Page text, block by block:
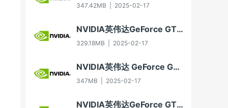
347.42MB 2025-02-17
NVIDIA英伟达GeForce GTX 750显卡驱动For Win7-32/Win8-32/Win8.1-32
329.18MB 2025-02-17
NVIDIA英伟达 GeForce GTX 550 Ti显卡驱动Win7 64/Win8 64/Win8.1 64
347MB 2025-02-17
NVIDIA英伟达GeForce GTX 960显卡驱动For Win7-32/Win8-32/Win8.1-32